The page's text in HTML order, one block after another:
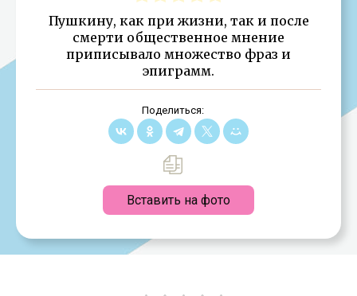
Пушкину, как при жизни, так и после
смерти общественное мнение
приписывало множество фраз и
эпиграмм.
Поделиться:
Вставить на фото